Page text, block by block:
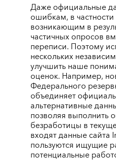
Даже официальные
ошибкам, в
возникающим в
частичных опросов
переписи. Поэтому
нескольких
улучшить наше
оценок. Например,
Федерального
объединяет
альтернативные
позволяя выполнить
безработицы в
входят данные сайта
пользуются ищущие
потенциальные